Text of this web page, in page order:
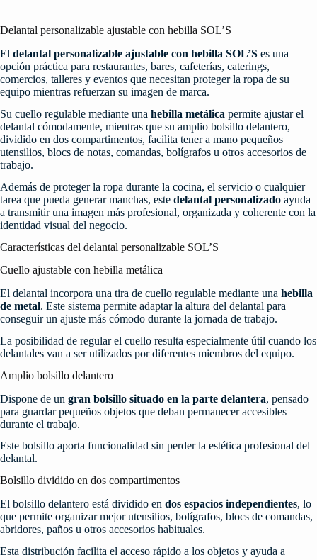
Delantal personalizable ajustable con hebilla SOL’S
El delantal personalizable ajustable con hebilla SOL’S es una
opción práctica para restaurantes, bares, cafeterías, caterings,
comercios, talleres y eventos que necesitan proteger la ropa de su
equipo mientras refuerzan su imagen de marca.
Su cuello regulable mediante una hebilla metálica permite ajustar el
delantal cómodamente, mientras que su amplio bolsillo delantero,
dividido en dos compartimentos, facilita tener a mano pequeños
utensilios, blocs de notas, comandas, bolígrafos u otros accesorios de
trabajo.
Además de proteger la ropa durante la cocina, el servicio o cualquier
tarea que pueda generar manchas, este delantal personalizado ayuda
a transmitir una imagen más profesional, organizada y coherente con la
identidad visual del negocio.
Características del delantal personalizable SOL’S
Cuello ajustable con hebilla metálica
El delantal incorpora una tira de cuello regulable mediante una hebilla
de metal. Este sistema permite adaptar la altura del delantal para
conseguir un ajuste más cómodo durante la jornada de trabajo.
La posibilidad de regular el cuello resulta especialmente útil cuando los
delantales van a ser utilizados por diferentes miembros del equipo.
Amplio bolsillo delantero
Dispone de un gran bolsillo situado en la parte delantera, pensado
para guardar pequeños objetos que deban permanecer accesibles
durante el trabajo.
Este bolsillo aporta funcionalidad sin perder la estética profesional del
delantal.
Bolsillo dividido en dos compartimentos
El bolsillo delantero está dividido en dos espacios independientes, lo
que permite organizar mejor utensilios, bolígrafos, blocs de comandas,
abridores, paños u otros accesorios habituales.
Esta distribución facilita el acceso rápido a los objetos y ayuda a